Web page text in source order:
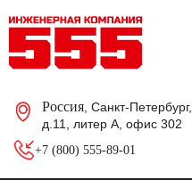
Россия , Санкт-
д.11, литер А, офис 302
+7 (800) 555-89-01